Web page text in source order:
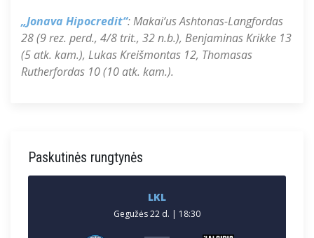
„Jonava Hipocredit“: Makai‘us Ashtonas-Langfordas
28 (9 rez. perd., 4/8 trit., 32 n.b.), Benjaminas Krikke 13
(5 atk. kam.), Lukas Kreišmontas 12, Thomasas
Rutherfordas 10 (10 atk. kam.).
Paskutinės rungtynės
LKL
Gegužės 22 d. | 18:30